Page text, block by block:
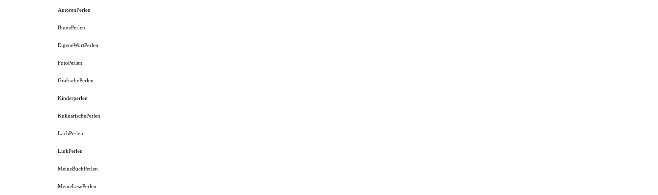
AutorenPerlen
BuntePerlen
EigeneWortPerlen
FotoPerlen
GrafischePerlen
Kinderperlen
KulinarischePerlen
LachPerlen
LinkPerlen
MeineBuchPerlen
MeineLesePerlen